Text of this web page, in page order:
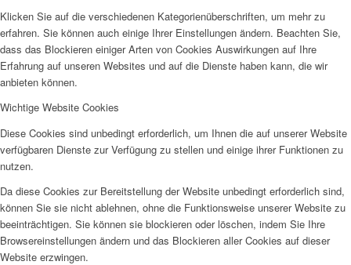
SPFH
UFH
Erziehungsbeistand
Klicken Sie auf die verschiedenen Kategorienüberschriften, um mehr zu
erfahren. Sie können auch einige Ihrer Einstellungen ändern. Beachten Sie,
dass das Blockieren einiger Arten von Cookies Auswirkungen auf Ihre
Erfahrung auf unseren Websites und auf die Dienste haben kann, die wir
anbieten können.
Wichtige Website Cookies
Diese Cookies sind unbedingt erforderlich, um Ihnen die auf unserer Website
verfügbaren Dienste zur Verfügung zu stellen und einige ihrer Funktionen zu
nutzen.
Da diese Cookies zur Bereitstellung der Website unbedingt erforderlich sind,
können Sie sie nicht ablehnen, ohne die Funktionsweise unserer Website zu
beeinträchtigen. Sie können sie blockieren oder löschen, indem Sie Ihre
Browsereinstellungen ändern und das Blockieren aller Cookies auf dieser
Website erzwingen.